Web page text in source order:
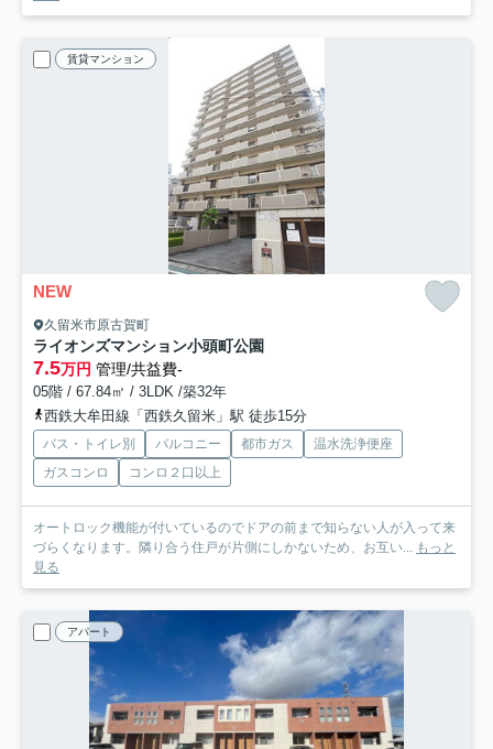
賃貸マンション
NEW
久留米市原古賀町
ライオンズマンション小頭町公園
7.5万円 管理/共益費-
05階 / 67.84㎡ / 3LDK /築32年
西鉄大牟田線「西鉄久留米」駅 徒歩15分
バス・トイレ別 バルコニー 都市ガス
温水洗浄便座
ガスコンロ
コンロ２口以上
オートロック機能が付いているのでドアの前まで知らない人が入って来
づらくなります。隣り合う住戸が片側にしかないため、お互い... もっと
見る
アパート